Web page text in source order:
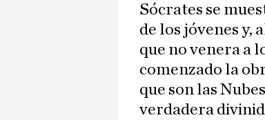
Sócrates se
de los jóvenes y,
que no venera a
comenzado la
que son las
verdadera